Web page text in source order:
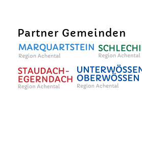
Partner Gemeinden